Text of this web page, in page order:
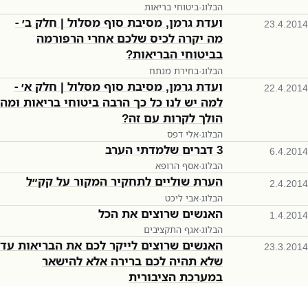
הבלוג·ביטוחי בריאות
23.4.2014
ועדת גרמן, מסיבת סוף מסלול | חלק ב׳ -
מה יקרה לכיס שלכם אחרי הרפורמה
בביטוחי הבריאות?
הבלוג·בחירת מנתח
22.4.2014
ועדת גרמן, מסיבת סוף מסלול | חלק א׳ -
למה יש לנו כל כך הרבה ביטוחי בריאות ומה
הולך לקרות עם זה?
הבלוג·אלי דפס
6.4.2014 3 דברים שלמדתי הערב
הבלוג·אסף הרופא
2.4.2014 הערת שוליים לתחקיר המקור על קק״ל
הבלוג·אבי ליכט
1.4.2014 האנשים שרוצים את הכל
הבלוג·אגף התקציבים
23.3.2014
האנשים שרוצים לייקר לכם את הבריאות עד
שלא תהיה לכם ברירה אלא להישאר
במערכת הציבורית